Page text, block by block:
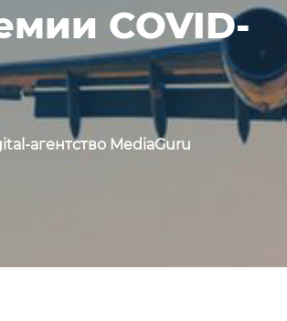
COVID-
агентство MediaGuru